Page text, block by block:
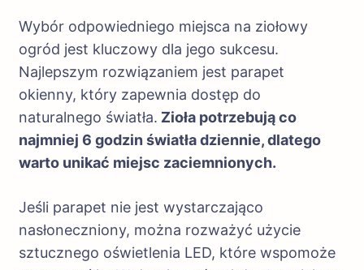
Wybór odpowiedniego miejsca na ziołowy
ogród jest kluczowy dla jego sukcesu.
Najlepszym rozwiązaniem jest parapet
okienny, który zapewnia dostęp do
naturalnego światła. Zioła potrzebują co
najmniej 6 godzin światła dziennie, dlatego
warto unikać miejsc zaciemnionych.
Jeśli parapet nie jest wystarczająco
nasłoneczniony, można rozważyć użycie
sztucznego oświetlenia LED, które wspomoże